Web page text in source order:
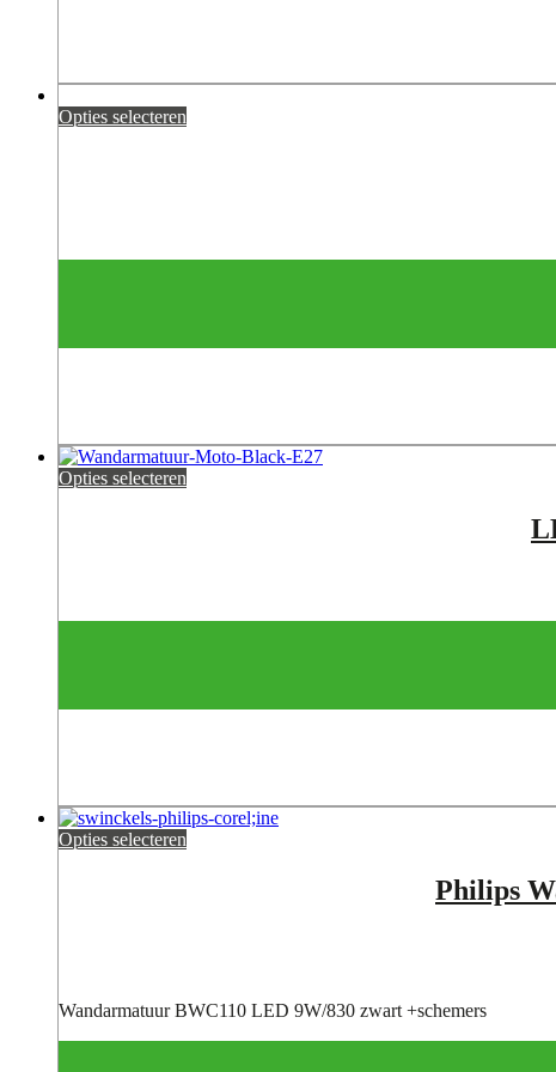
Opties selecteren
Opties selecteren
Opties selecteren
Philips
Wandarmatuur BWC110 LED 9W/830 zwart +schemers